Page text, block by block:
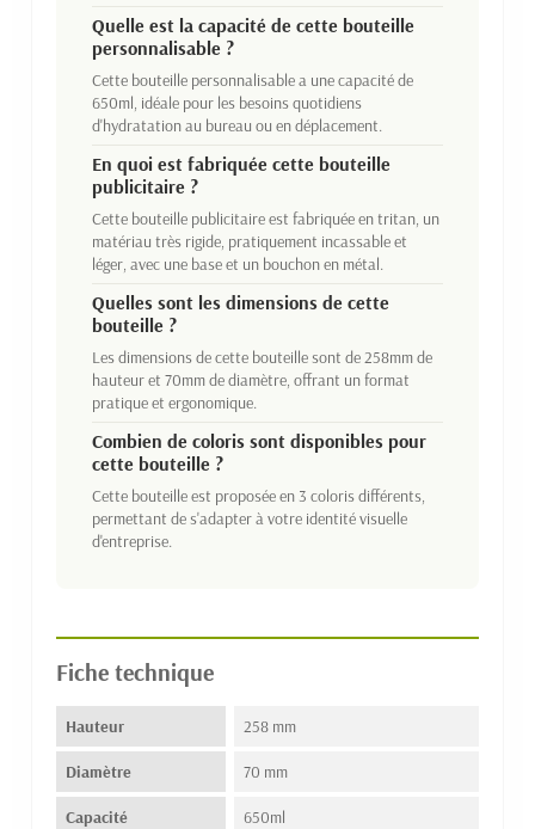
Quelle est la capacité de cette bouteille
personnalisable ?
Cette bouteille personnalisable a une capacité de
650ml, idéale pour les besoins quotidiens
d'hydratation au bureau ou en déplacement.
En quoi est fabriquée cette bouteille
publicitaire ?
Cette bouteille publicitaire est fabriquée en tritan, un
matériau très rigide, pratiquement incassable et
léger, avec une base et un bouchon en métal.
Quelles sont les dimensions de cette
bouteille ?
Les dimensions de cette bouteille sont de 258mm de
hauteur et 70mm de diamètre, offrant un format
pratique et ergonomique.
Combien de coloris sont disponibles pour
cette bouteille ?
Cette bouteille est proposée en 3 coloris différents,
permettant de s'adapter à votre identité visuelle
d'entreprise.
Fiche technique
Hauteur 258 mm
Diamètre 70 mm
Capacité 650ml